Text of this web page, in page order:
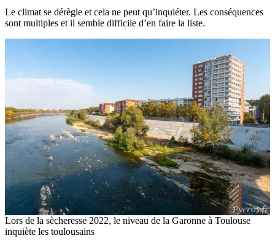
Le climat se dérègle et cela ne peut qu’inquiéter. Les conséquences
sont multiples et il semble difficile d’en faire la liste.
Lors de la sècheresse 2022, le niveau de la Garonne à Toulouse
inquiète les toulousains